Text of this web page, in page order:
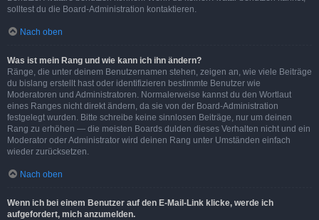
solltest du die Board-Administration kontaktieren.
Nach oben
Was ist mein Rang und wie kann ich ihn ändern?
Ränge, die unter deinem Benutzernamen stehen, zeigen an, wie viele Beiträge
du bislang erstellt hast oder identifizieren bestimmte Benutzer wie
Moderatoren und Administratoren. Normalerweise kannst du den Wortlaut
eines Ranges nicht direkt ändern, da sie von der Board-Administration
festgelegt wurden. Bitte schreibe keine sinnlosen Beiträge, nur um deinen
Rang zu erhöhen — die meisten Boards dulden dieses Verhalten nicht und ein
Moderator oder Administrator wird deinen Rang unter Umständen einfach
wieder zurücksetzen.
Nach oben
Wenn ich bei einem Benutzer auf den E-Mail-Link klicke, werde ich
aufgefordert, mich anzumelden.